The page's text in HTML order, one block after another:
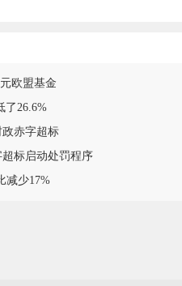
欧盟基金
了26.6%
赤字超标
标启动处罚程序
减少17%